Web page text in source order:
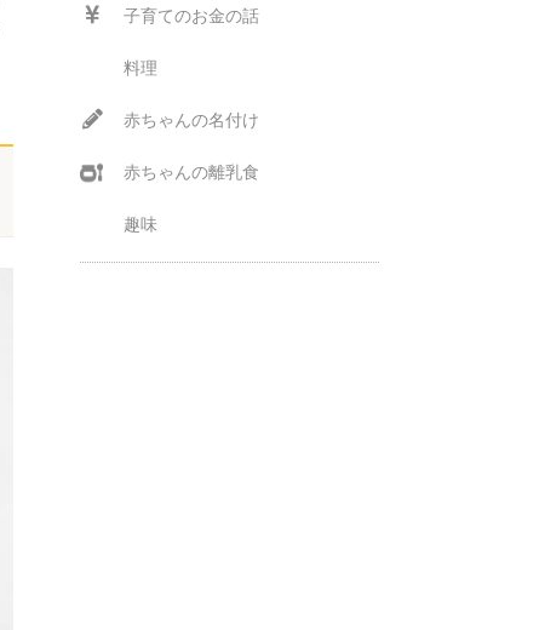
子育てのお金の話
料理
赤ちゃんの名付け
赤ちゃんの離乳食
趣味